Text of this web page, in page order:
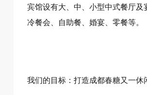
宾馆设有大、中、小型中式餐厅
冷餐会、自助餐、婚宴、零餐等。
我们的目标：打造成都春糖又一